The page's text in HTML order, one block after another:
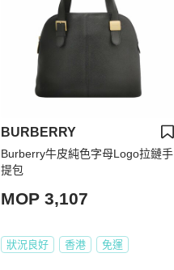
BURBERRY
Burberry牛皮純色字母Logo拉鏈手
提包
MOP 3,107
狀況良好 香港 免運